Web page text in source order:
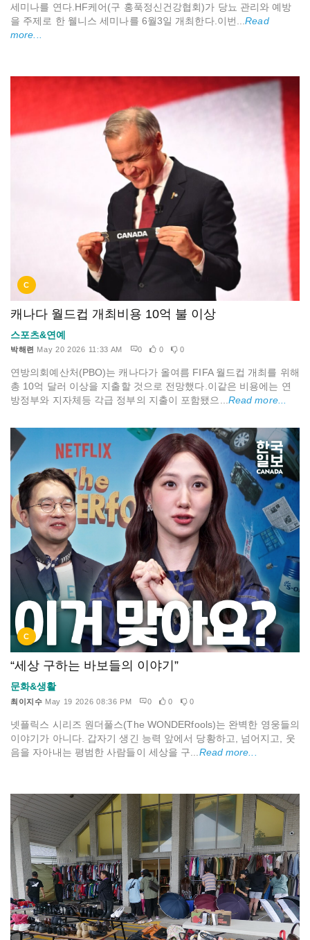
세미나를 연다.HF케어(구 홍푹정신건강협회)가 당뇨 관리와 예방
을 주제로 한 웰니스 세미나를 6월3일 개최한다.이번...Read
more...
C
캐나다 월드컵 개최비용 10억 불 이상
스포츠&연예
박해련 May 20 2026 11:33 AM 0 0 0
연방의회예산처(PBO)는 캐나다가 올여름 FIFA 월드컵 개최를 위해
총 10억 달러 이상을 지출할 것으로 전망했다.이같은 비용에는 연
방정부와 지자체등 각급 정부의 지출이 포함됐으...Read more...
C
“세상 구하는 바보들의 이야기”
문화&생활
최이지수 May 19 2026 08:36 PM 0 0 0
넷플릭스 시리즈 원더풀스(The WONDERfools)는 완벽한 영웅들의
이야기가 아니다. 갑자기 생긴 능력 앞에서 당황하고, 넘어지고, 웃
음을 자아내는 평범한 사람들이 세상을 구... Read more...